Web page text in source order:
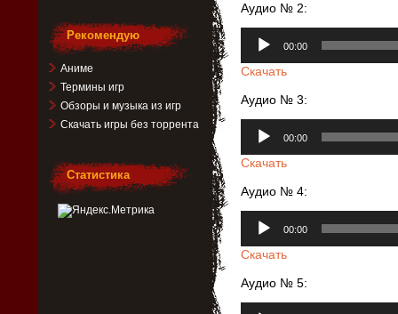
Аудио № 2:
00:00
Скачать
Аудио № 3:
00:00
Скачать
Аудио № 4:
00:00
Скачать
Аудио № 5:
Рекомендую
Аниме
Термины игр
Обзоры и музыка из игр
Скачать игры без торрента
Статистика